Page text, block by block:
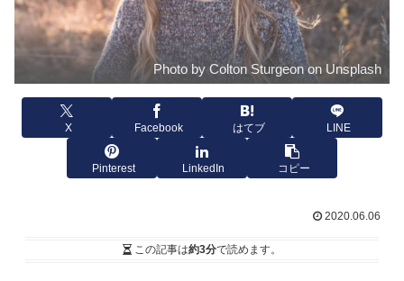
Photo by Colton Sturgeon on Unsplash
X Facebook はてブ LINE
Pinterest LinkedIn コピー
2020.06.06
この記事は約3分で読めます。